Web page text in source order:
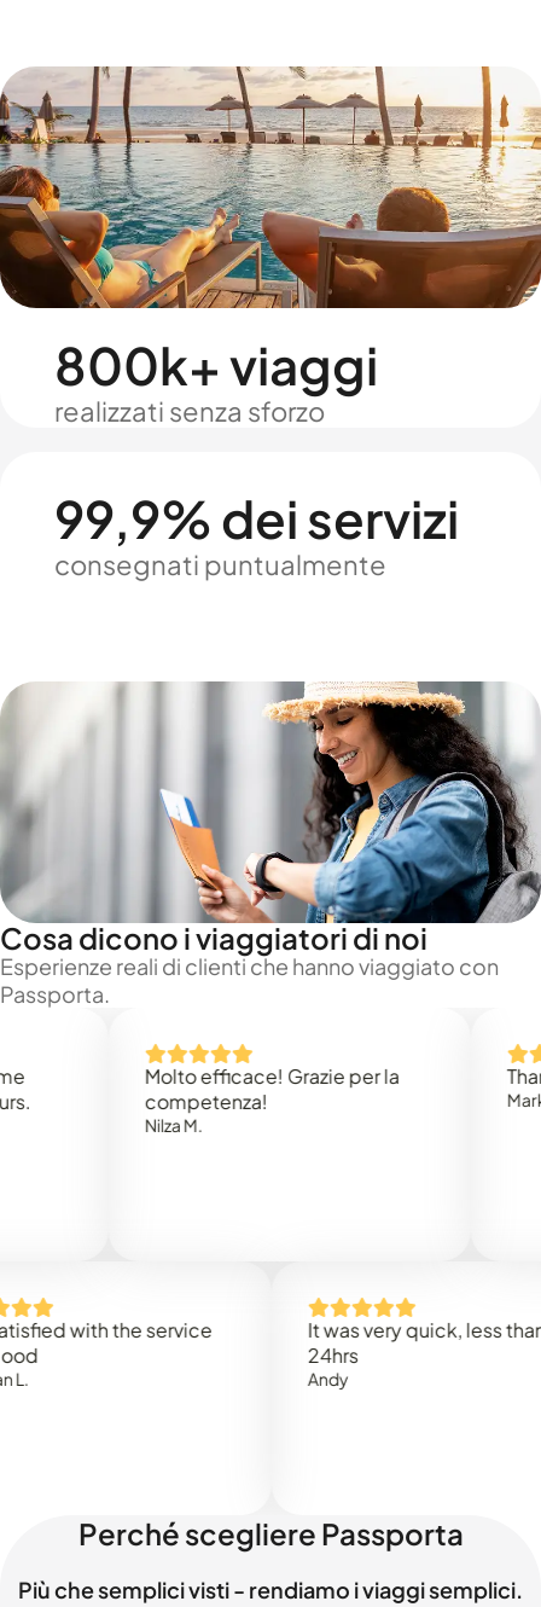
800k+ viaggi
realizzati senza sforzo
99,9% dei servizi
consegnati puntualmente
Cosa dicono i viaggiatori di noi
Esperienze reali di clienti che hanno viaggiato con
Passporta.
Molto efficace! Grazie per la
competenza!
Nilza M.
Thank
Mark N.
with the service
It was very quick, less than
Perché scegliere Passporta
Più che semplici visti - rendiamo i viaggi semplici.